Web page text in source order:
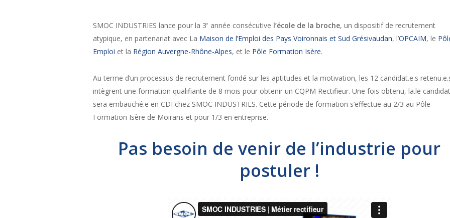
SMOC INDUSTRIES lance pour la 3e année consécutive l’école de la broche, un dispositif de recrutement
atypique, en partenariat avec La Maison de l’Emploi des Pays Voironnais et Sud Grésivaudan, l’OPCAIM, le
Emploi et la Région Auvergne-Rhône-Alpes, et le Pôle Formation Isère.
Au terme d’un processus de recrutement fondé sur les aptitudes et la motivation, les 12 candidat.e.s
intègrent une formation qualifiante de 8 mois pour obtenir un CQPM Rectifieur. Une fois obtenu, la.le
sera embauché.e en CDI chez SMOC INDUSTRIES. Cette période de formation s’effectue au 2/3 au Pôle
Formation Isère de Moirans et pour 1/3 en entreprise.
Pas besoin de venir de l’industrie pour
postuler !